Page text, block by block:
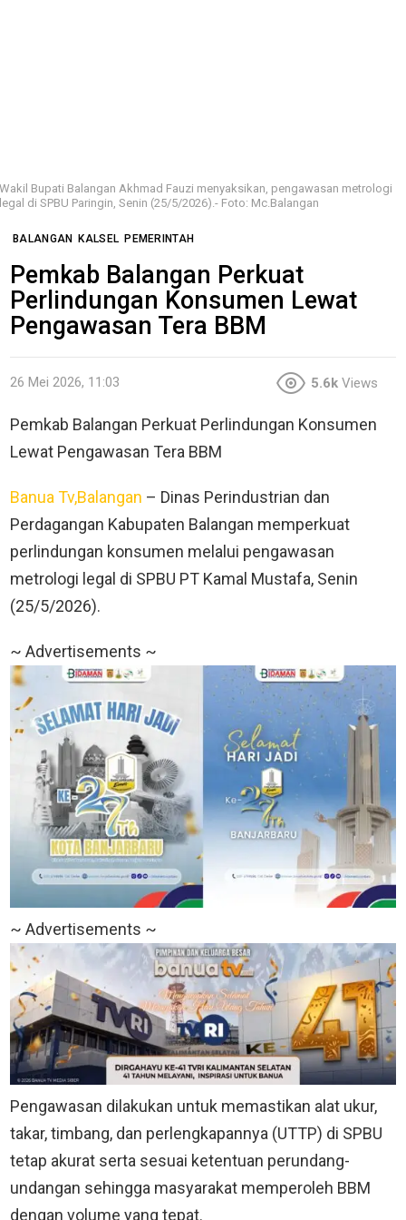
Wakil Bupati Balangan Akhmad Fauzi menyaksikan, pengawasan metrologi
legal di SPBU Paringin, Senin (25/5/2026).- Foto: Mc.Balangan
BALANGAN KALSEL PEMERINTAH
Pemkab Balangan Perkuat
Perlindungan Konsumen Lewat
Pengawasan Tera BBM
26 Mei 2026, 11:03 5.6k Views
Pemkab Balangan Perkuat Perlindungan Konsumen
Lewat Pengawasan Tera BBM
Banua Tv,Balangan – Dinas Perindustrian dan
Perdagangan Kabupaten Balangan memperkuat
perlindungan konsumen melalui pengawasan
metrologi legal di SPBU PT Kamal Mustafa, Senin
(25/5/2026).
~ Advertisements ~
~ Advertisements ~
Pengawasan dilakukan untuk memastikan alat ukur,
takar, timbang, dan perlengkapannya (UTTP) di SPBU
tetap akurat serta sesuai ketentuan perundang-
undangan sehingga masyarakat memperoleh BBM
dengan volume yang tepat.